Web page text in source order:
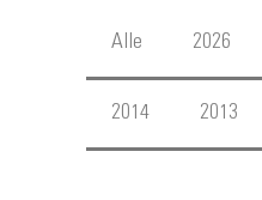
Alle 2026
2014 2013